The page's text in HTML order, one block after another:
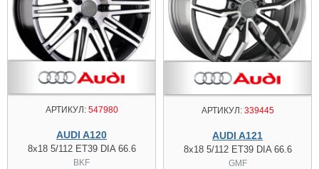
АРТИКУЛ:547980
AUDI A120
8x18 5/112 ET39 DIA 66.6
BKF
АРТИКУЛ:339445
AUDI A121
8x18 5/112 ET39 DIA 66.6
GMF